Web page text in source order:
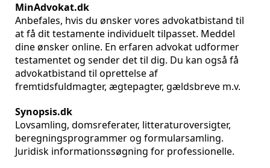
MinAdvokat.dk
Anbefales, hvis du ønsker vores advokatbistand til
at få dit testamente individuelt tilpasset. Meddel
dine ønsker online. En erfaren advokat udformer
testamentet og sender det til dig. Du kan også få
advokatbistand til oprettelse af
fremtidsfuldmagter, ægtepagter, gældsbreve m.v.
Synopsis.dk
Lovsamling, domsreferater, litteraturoversigter,
beregningsprogrammer og formularsamling.
Juridisk informationssøgning for professionelle.